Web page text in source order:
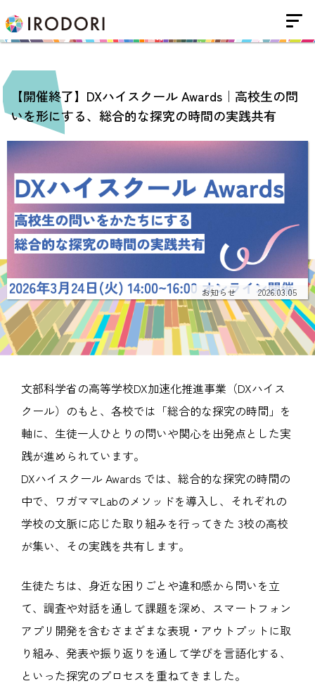
【開催終了】DXハイスクール Awards｜高校生の問
いを形にする、総合的な探究の時間の実践共有
お知らせ 2026.03.05
文部科学省の高等学校DX加速化推進事業（DXハイス
クール）のもと、各校では「総合的な探究の時間」を
軸に、生徒一人ひとりの問いや関心を出発点とした実
践が進められています。
DXハイスクール Awards では、総合的な探究の時間の
中で、ワガママLabのメソッドを導入し、それぞれの
学校の文脈に応じた取り組みを行ってきた 3校の高校
が集い、その実践を共有します。
生徒たちは、身近な困りごとや違和感から問いを立
て、調査や対話を通して課題を深め、スマートフォン
アプリ開発を含むさまざまな表現・アウトプットに取
り組み、発表や振り返りを通して学びを言語化する、
といった探究のプロセスを重ねてきました。